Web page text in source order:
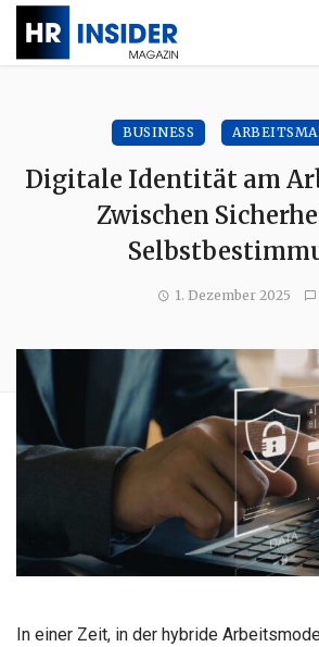
BUSINESS
Digitale Identität am
Zwischen
1. Dezember 2025
In einer Zeit, in der hybride